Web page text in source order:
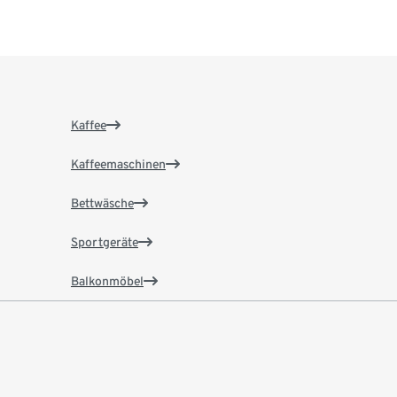
Kaffee
Kaffeemaschinen
Bettwäsche
Sportgeräte
Balkonmöbel